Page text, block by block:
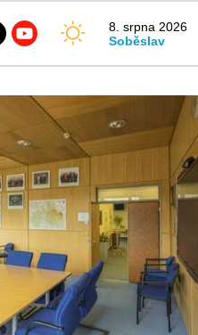
8. srpna 2026
Soběslav